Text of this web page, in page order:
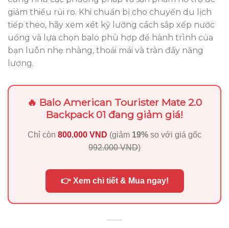
giảm thiểu rủi ro. Khi chuẩn bị cho chuyến du lịch
tiếp theo, hãy xem xét kỹ lưỡng cách sắp xếp nước
uống và lựa chọn balo phù hợp để hành trình của
bạn luôn nhẹ nhàng, thoải mái và tràn đầy năng
lượng.
🔥 Balo American Tourister Mate 2.0
Backpack 01 đang giảm giá!
Chỉ còn 800.000 VND (giảm 19% so với giá gốc
992.000 VND)
👉 Xem chi tiết & Mua ngay!